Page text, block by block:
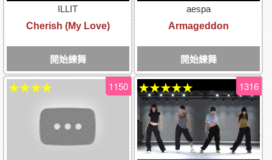
ILLIT
Cherish (My Love)
開始練舞
aespa
Armageddon
開始練舞
1150
★★★★ 1316
★★★★★